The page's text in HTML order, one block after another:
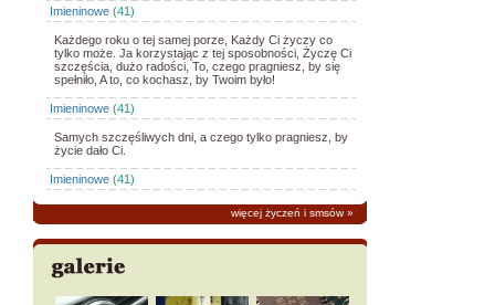
Imieninowe (41)
Każdego roku o tej samej porze, Każdy Ci życzy co
tylko może. Ja korzystając z tej sposobności, Życzę Ci
szczęścia, dużo radości, To, czego pragniesz, by się
spełniło, A to, co kochasz, by Twoim było!
Imieninowe (41)
Samych szczęśliwych dni, a czego tylko pragniesz, by
życie dało Ci.
Imieninowe (41)
więcej życzeń i smsów»